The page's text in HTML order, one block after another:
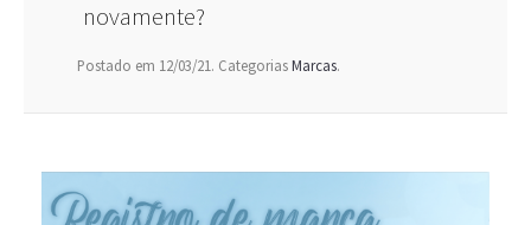
novamente?
Postado em 12/03/21. CategoriasMarcas.